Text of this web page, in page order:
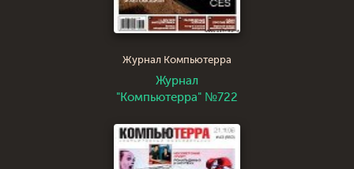
Журнал Компьютерра
Журнал
"Компьютерра" №722